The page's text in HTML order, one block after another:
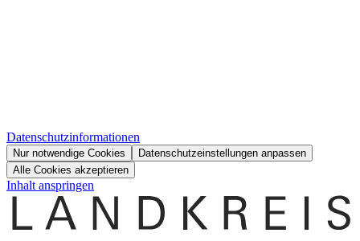
Datenschutzinformationen
Nur notwendige Cookies
Datenschutzeinstellungen anpassen
Alle Cookies akzeptieren
Inhalt anspringen